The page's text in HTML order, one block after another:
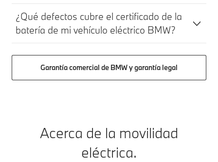
¿Qué defectos cubre el certificado de la
batería de mi vehículo eléctrico BMW?
Garantía comercial de BMW y garantía legal
Acerca de la movilidad
eléctrica.